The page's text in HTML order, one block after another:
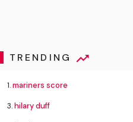
TRENDING
1.mariners score
3.hilary duff